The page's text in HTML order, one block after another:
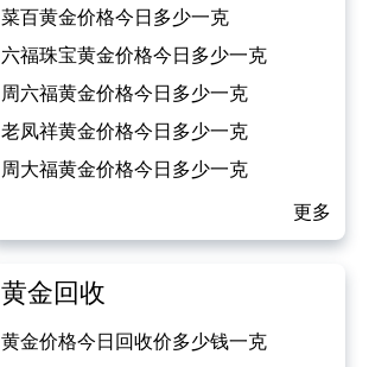
（2026/03/06）
菜百黄金价格今日多少一克
（2026/03/06）
六福珠宝黄金价格今日多少一克
（2026/03/06）
周六福黄金价格今日多少一克
（2026/03/06）
老凤祥黄金价格今日多少一克
（2026/03/06）
周大福黄金价格今日多少一克
更多
黄金回收
黄金价格今日回收价多少钱一克